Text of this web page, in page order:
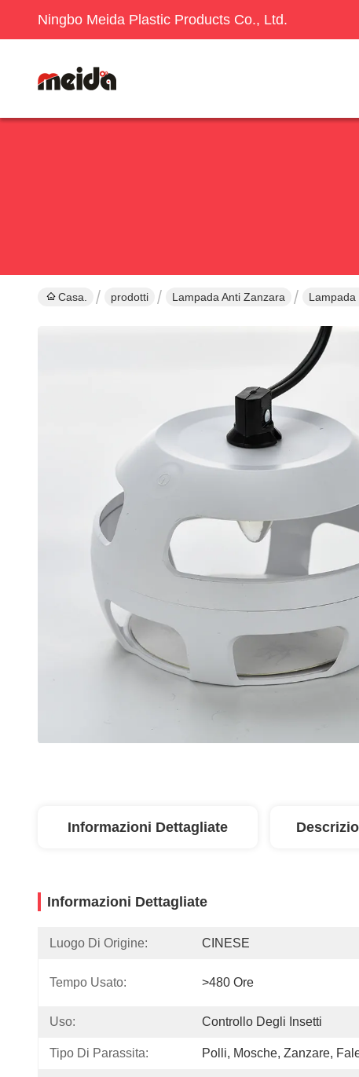
Ningbo Meida Plastic Products Co., Ltd.
Casa. prodotti Lampada Anti Zanzara Lampada
Informazioni Dettagliate
Informazioni Dettagliate
Luogo Di Origine: CINESE
Tempo Usato: >480 Ore
Uso: Controllo Degli Insetti
Tipo Di Parassita: Polli, Mosche, Zanzare,